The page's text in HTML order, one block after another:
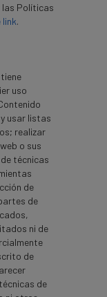
las Políticas
link.
uso
usar listas
realizar
o sus
técnicas
de
de
ni de
de
de